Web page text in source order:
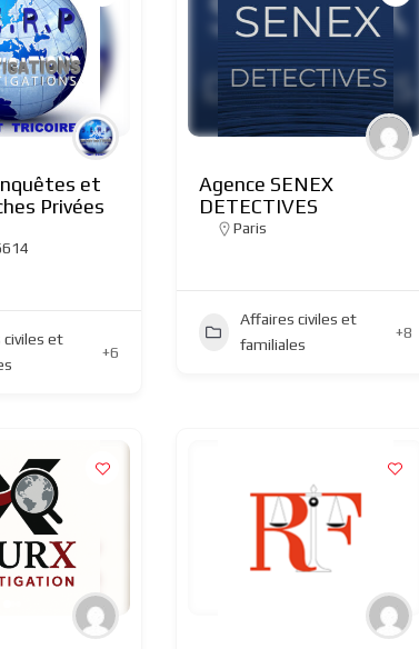
et
Privées
et
+6
Agence SENEX
DETECTIVES
Paris
Affaires civiles et
familiales
+8